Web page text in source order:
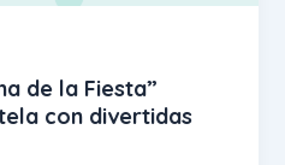
de la Fiesta”
con divertidas